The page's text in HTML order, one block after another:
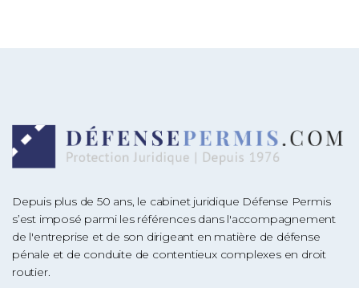
Depuis plus de 50 ans, le cabinet juridique Défense Permis
s’est imposé parmi les références dans l'accompagnement
de l'entreprise et de son dirigeant en matière de défense
pénale et de conduite de contentieux complexes en droit
routier.